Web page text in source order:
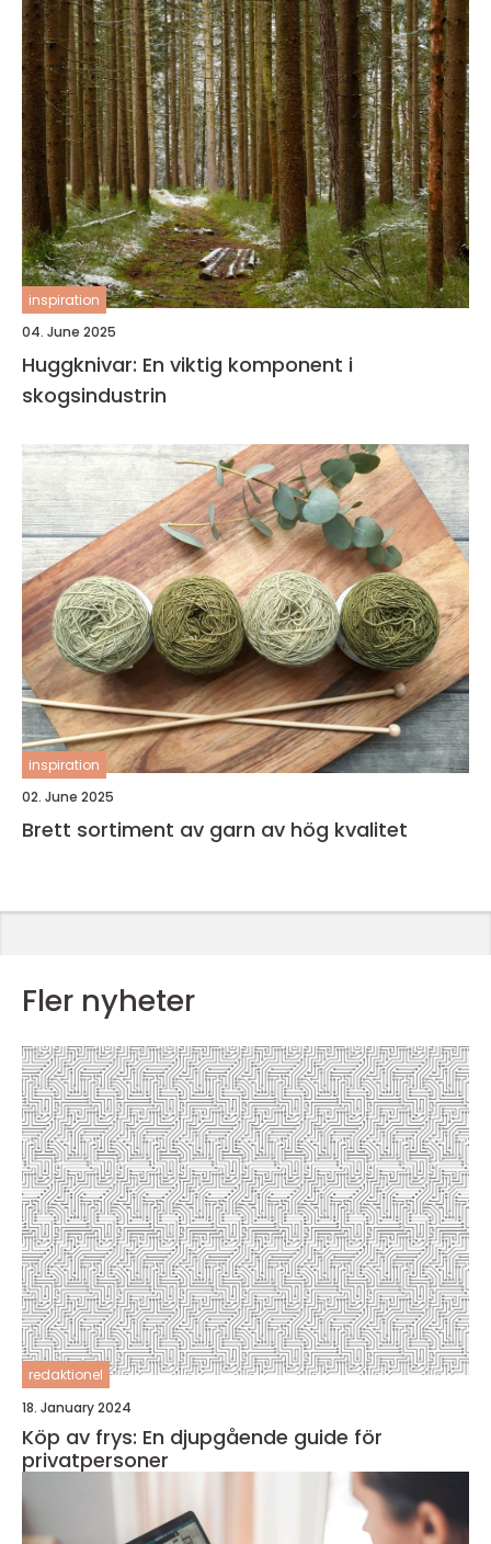
inspiration
04. June 2025
Huggknivar: En viktig komponent i
skogsindustrin
inspiration
02. June 2025
Brett sortiment av garn av hög kvalitet
Fler nyheter
redaktionel
18. January 2024
Köp av frys: En djupgående guide för
privatpersoner